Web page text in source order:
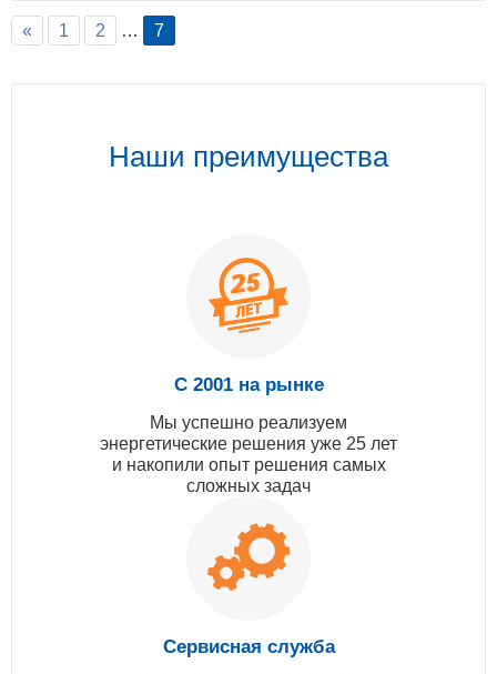
« 1 2 … 7
Наши преимущества
С 2001 на рынке
Мы успешно реализуем
энергетические решения уже 25 лет
и накопили опыт решения самых
сложных задач
Сервисная служба